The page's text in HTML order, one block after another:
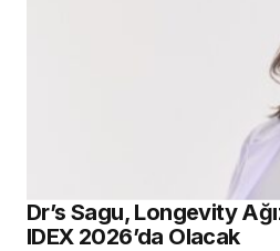
Dr’s Sagu, Longevity
IDEX 2026’da Olacak